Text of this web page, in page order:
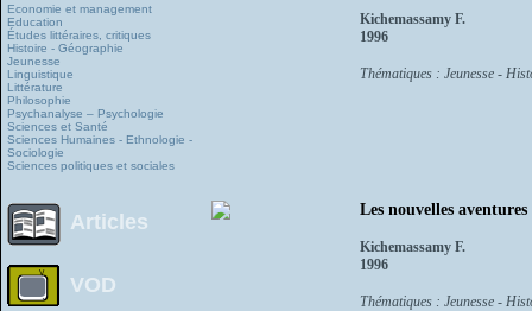
Economie et management
Education
Études littéraires, critiques
Histoire - Géographie
Jeunesse
Linguistique
Littérature
Philosophie
Psychanalyse – Psychologie
Sciences et Santé
Sciences Humaines - Ethnologie -
Sociologie
Sciences politiques et sociales
Articles
VOD
Kichemassamy F.
1996
Thématiques : Jeunesse -
Les nouvelles
Kichemassamy F.
1996
Thématiques : Jeunesse -